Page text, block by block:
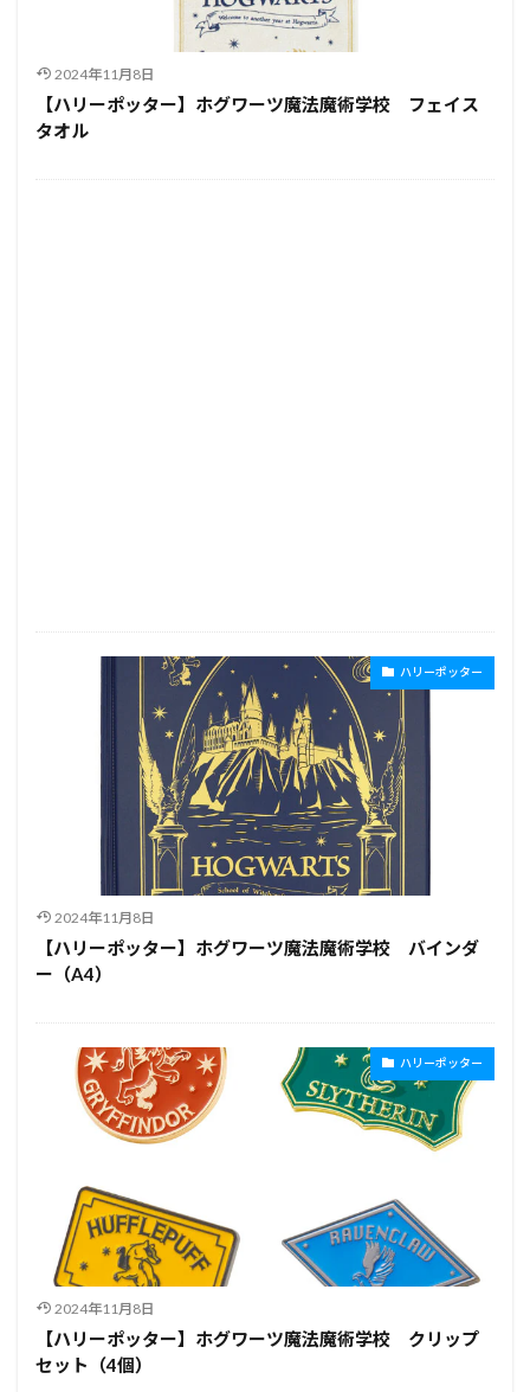
2024年11月8日
【ハリーポッター】ホグワーツ魔法魔術学校 フェイス
タオル
ハリーポッター
2024年11月8日
【ハリーポッター】ホグワーツ魔法魔術学校 バインダ
ー（A4）
ハリーポッター
2024年11月8日
【ハリーポッター】ホグワーツ魔法魔術学校 クリップ
セット（4個）